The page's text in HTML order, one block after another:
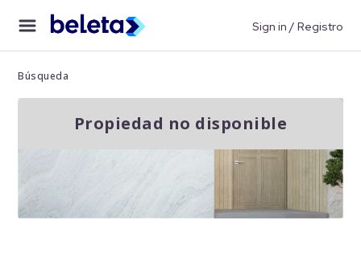
Sign in / Registro
Búsqueda
Propiedad no disponible